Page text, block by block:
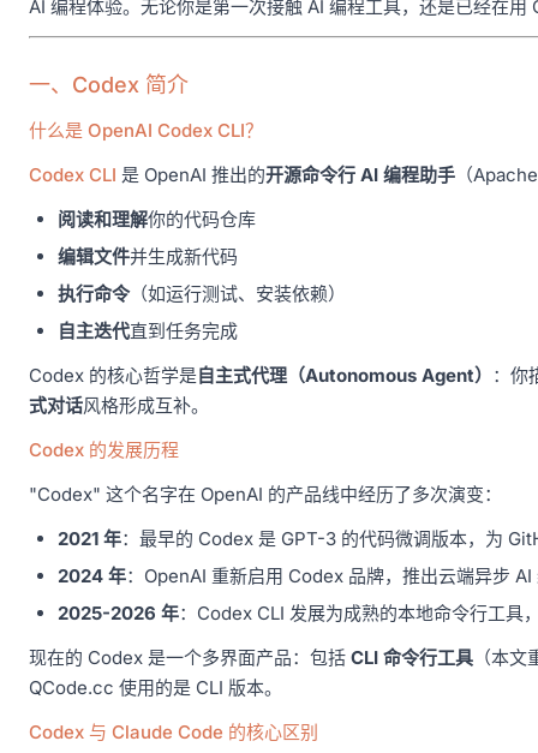
AI 编程体验。无论你是第一次接触 AI 编程工具，还是已经在
一、Codex 简介
什么是 OpenAI Codex CLI？
Codex CLI 是 OpenAI 推出的开源命令行 AI 编程助手 （
阅读和理解你的代码仓库
编辑文件并生成新代码
执行命令（如运行测试、安装依赖）
自主迭代直到任务完成
Codex 的核心哲学是自主式代理（Autonomous Agent） ：你
式对话风格形成互补。
Codex 的发展历程
"Codex" 这个名字在 OpenAI 的产品线中经历了多次演变：
2021 年：最早的 Codex 是 GPT-3 的代码微调版本，为
2024 年：OpenAI 重新启用 Codex 品牌，推出云端异步 AI
2025-2026 年：Codex CLI 发展为成熟的本地命令行工
现在的 Codex 是一个多界面产品：包括 CLI 命令行工具 （本
QCode.cc 使用的是 CLI 版本。
Codex 与 Claude Code 的核心区别